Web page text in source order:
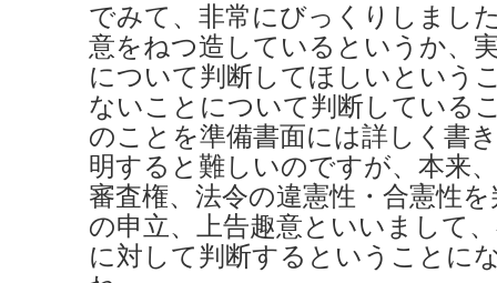
でみて、非常にびっくりしまし
意をねつ造しているというか、
について判断してほしいという
ないことについて判断している
のことを準備書面には詳しく書
明すると難しいのですが、本来
審査権、法令の違憲性・合憲性
の申立、上告趣意といいまして
に対して判断するということに